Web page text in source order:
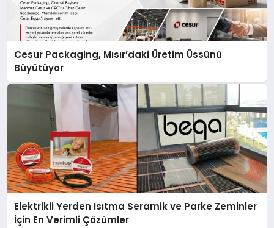
Cesur Packaging, Mısır’daki Üretim Üssünü
Büyütüyor
Elektrikli Yerden Isıtma Seramik ve Parke Zeminler
İçin En Verimli Çözümler